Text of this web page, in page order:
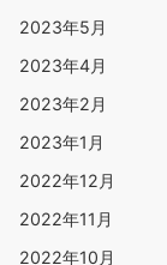
2023年5月
2023年4月
2023年2月
2023年1月
2022年12月
2022年11月
2022年10月